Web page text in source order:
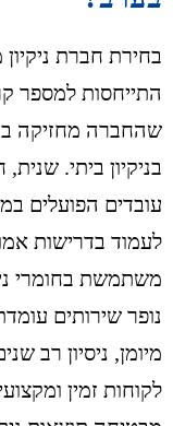
בחירת חברת
התייחסות למספר
שהחברה מחזיקה
בניקיון ביתי.
עובדים הפועלים
לעמוד בדרישות
משתמשת בחומרי
נופר שירותים
מיומן, ניסיון רב
לקוחות זמין